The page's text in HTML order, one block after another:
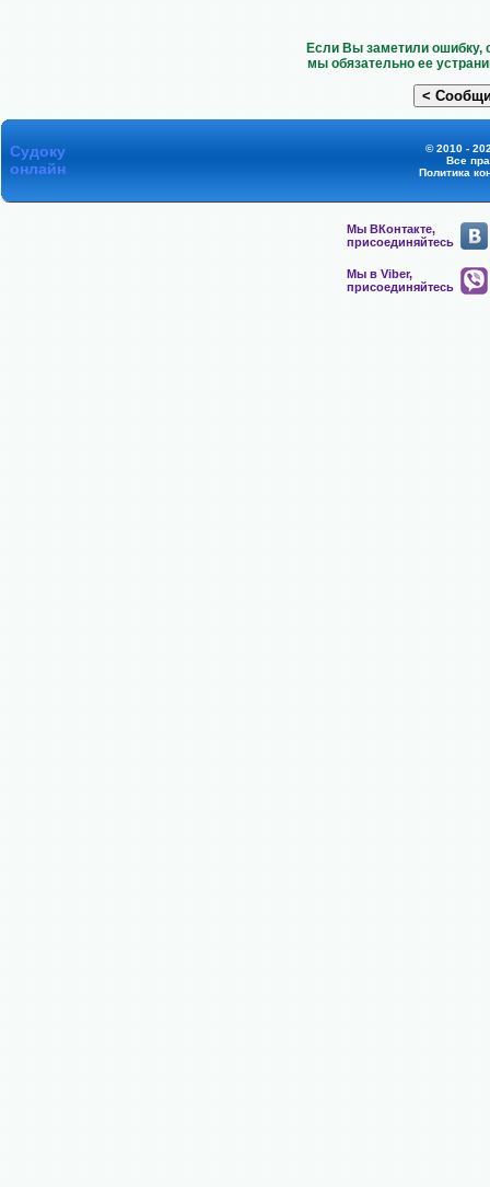
Если Вы заметили ошибку,
мы обязательно ее
Судоку
онлайн
© 2010 -
Все
Политика
Мы ВКонтакте,
присоединяйтесь
Мы в Viber,
присоединяйтесь